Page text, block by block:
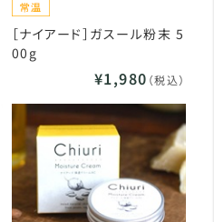
［ナイアード］ガスール粉末 5
00g
¥1,980 （税込）